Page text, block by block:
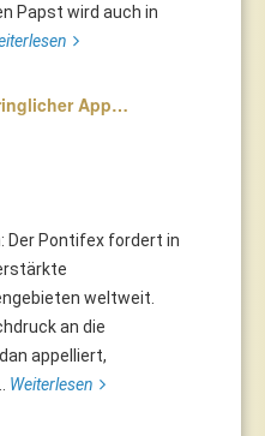
Papst wird auch in
App…
Der Pontifex fordert in
weltweit.
an die
appelliert,
Weiterlesen